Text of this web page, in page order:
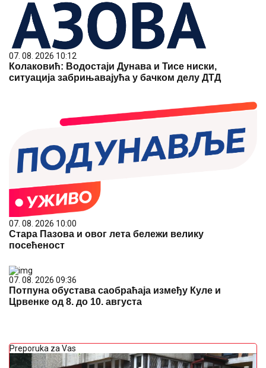
07. 08. 2026 10:12
Колаковић: Водостаји Дунава и Тисе ниски,
ситуација забрињавајућа у бачком делу ДТД
07. 08. 2026 10:00
Стара Пазова и овог лета бележи велику
посећеност
07. 08. 2026 09:36
Потпуна обустава саобраћаја између Куле и
Црвенке од 8. до 10. августа
Preporuka za Vas